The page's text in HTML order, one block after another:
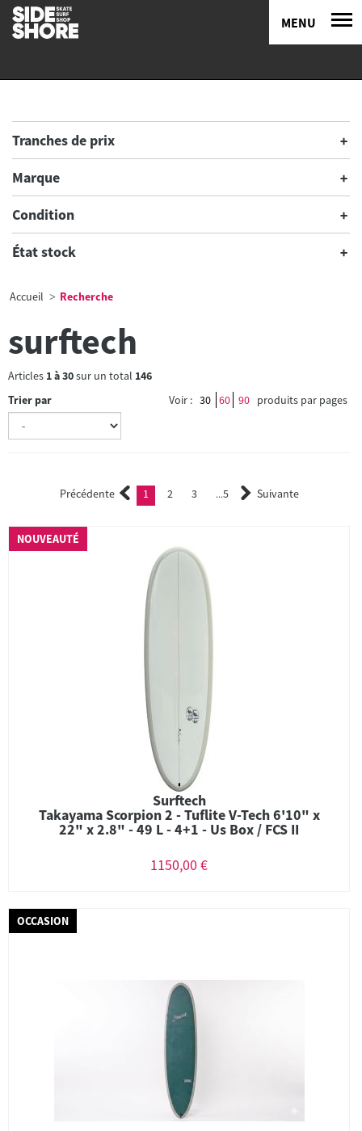
MENU
Tranches de prix
Marque
Condition
État stock
Accueil Recherche
surftech
Articles 1à30sur un total 146
Trier par
Voir : 30 60 90 produits par pages
Précédente 1 (current)
2 3 ...5 Suivante
NOUVEAUTÉ
Surftech
Takayama Scorpion 2 - Tuflite V-Tech 6'10" x
22" x 2.8" - 49 L - 4+1 - Us Box / FCS II
1150,00 €
OCCASION